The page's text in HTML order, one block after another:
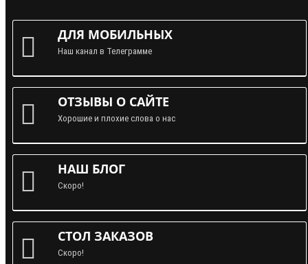
ДЛЯ МОБИЛЬНЫХ
Наш канал в Телеграмме
ОТЗЫВЫ О САЙТЕ
Хорошие и плохие слова о нас
НАШ БЛОГ
Скоро!
СТОЛ ЗАКАЗОВ
Скоро!